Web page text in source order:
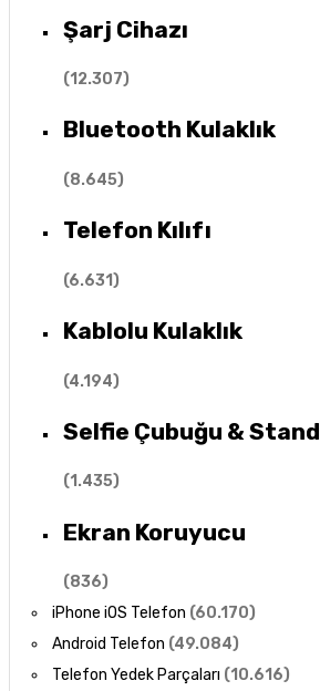
Şarj Cihazı
(12.307)
Bluetooth Kulaklık
(8.645)
Telefon Kılıfı
(6.631)
Kablolu Kulaklık
(4.194)
Selfie Çubuğu & Stand
(1.435)
Ekran Koruyucu
(836)
iPhone iOS Telefon (60.170)
Android Telefon (49.084)
Telefon Yedek Parçaları (10.616)